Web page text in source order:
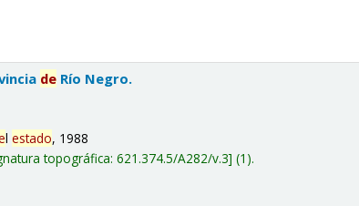
de Río Negro.
lestado, 1988
topográfica:621.374.5/A282/v.3 (1).